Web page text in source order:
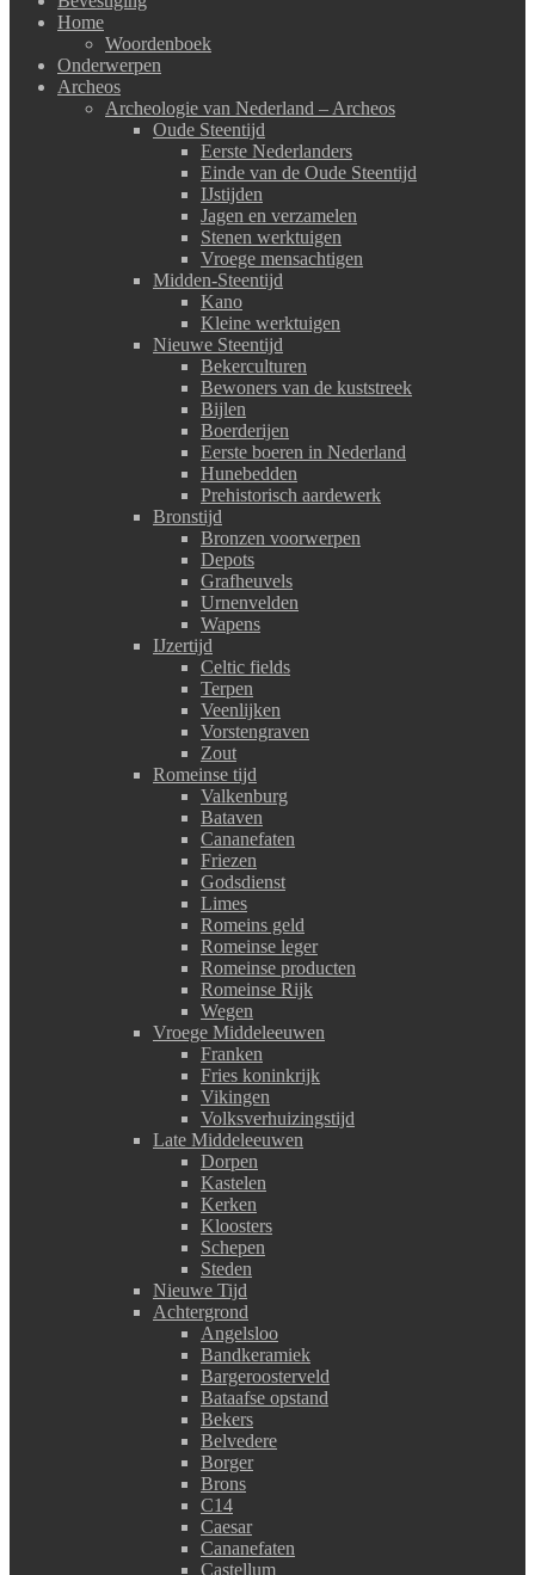
Home
Woordenboek
Onderwerpen
Archeos
Archeologie van Nederland – Archeos
Oude Steentijd
Eerste Nederlanders
Einde van de Oude Steentijd
IJstijden
Jagen en verzamelen
Stenen werktuigen
Vroege mensachtigen
Midden-Steentijd
Kano
Kleine werktuigen
Nieuwe Steentijd
Bekerculturen
Bewoners van de kuststreek
Bijlen
Boerderijen
Eerste boeren in Nederland
Hunebedden
Prehistorisch aardewerk
Bronstijd
Bronzen voorwerpen
Depots
Grafheuvels
Urnenvelden
Wapens
IJzertijd
Celtic fields
Terpen
Veenlijken
Vorstengraven
Zout
Romeinse tijd
Valkenburg
Bataven
Cananefaten
Friezen
Godsdienst
Limes
Romeins geld
Romeinse leger
Romeinse producten
Romeinse Rijk
Wegen
Vroege Middeleeuwen
Franken
Fries koninkrijk
Vikingen
Volksverhuizingstijd
Late Middeleeuwen
Dorpen
Kastelen
Kerken
Kloosters
Schepen
Steden
Nieuwe Tijd
Achtergrond
Angelsloo
Bandkeramiek
Bargeroosterveld
Bataafse opstand
Bekers
Belvedere
Borger
Brons
C14
Caesar
Cananefaten
Castellum